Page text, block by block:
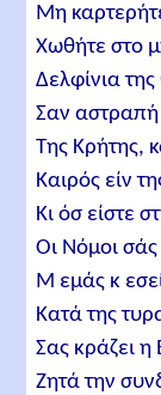
Μη
Χωθήτε στο
Δελφίνια
Σαν αστραπή
Της Κρήτης,
Καιρός είν
Κι όσ είστε
Oι Nόμοι
Μ εμάς κ
Kατά της
Σας κράζει η
Ζητά την